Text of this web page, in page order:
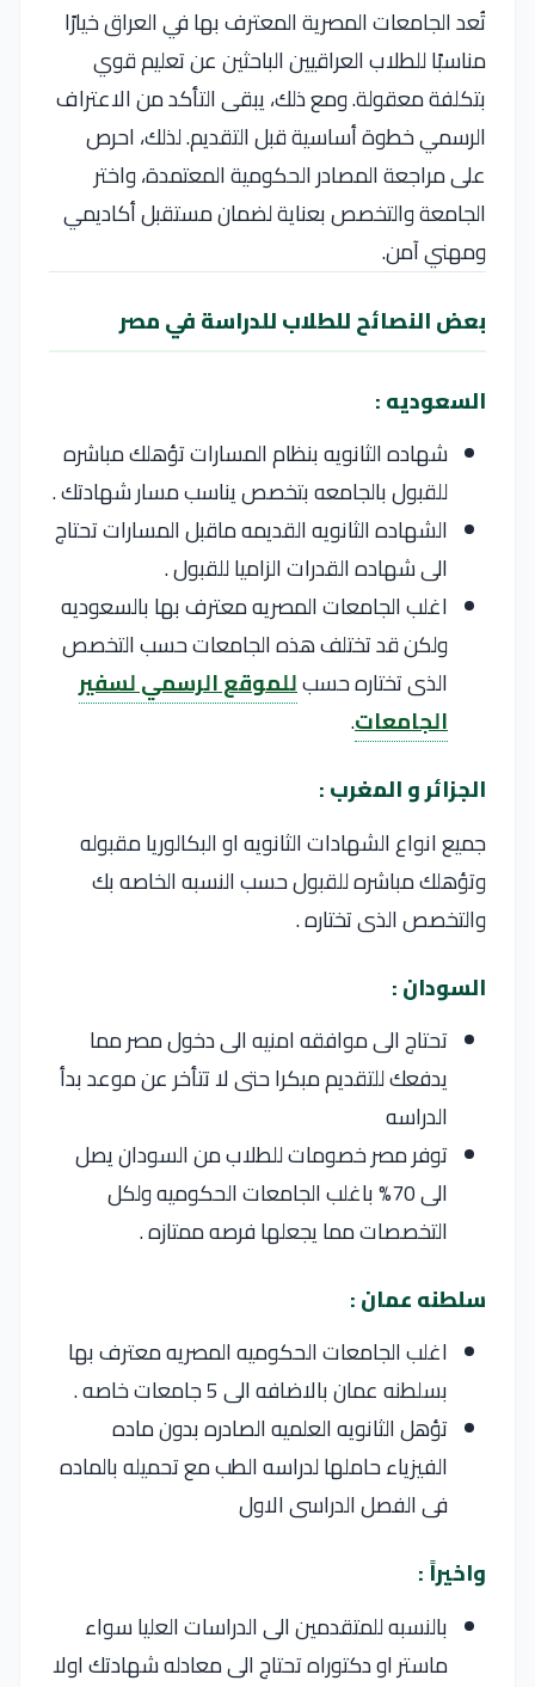
تُعد الجامعات المصرية المعترف بها في العراق خيارًا
مناسبًا للطلاب العراقيين الباحثين عن تعليم قوي
بتكلفة معقولة. ومع ذلك، يبقى التأكد من الاعتراف
الرسمي خطوة أساسية قبل التقديم. لذلك، احرص
على مراجعة المصادر الحكومية المعتمدة، واختر
الجامعة والتخصص بعناية لضمان مستقبل أكاديمي
ومهني آمن.
بعض النصائح للطلاب للدراسة في مصر
السعوديه :
شهاده الثانويه بنظام المسارات تؤهلك مباشره
للقبول بالجامعه بتخصص يناسب مسار شهادتك .
الشهاده الثانويه القديمه ماقبل المسارات تحتاج
الى شهاده القدرات الزاميا للقبول .
اغلب الجامعات المصريه معترف بها بالسعوديه
ولكن قد تختلف هذه الجامعات حسب التخصص
الذى تختاره حسبللموقع الرسمي لسفير
الجامعات.
الجزائر و المغرب :
جميع انواع الشهادات الثانويه او البكالوريا مقبوله
وتؤهلك مباشره للقبول حسب النسبه الخاصه بك
والتخصص الذى تختاره .
السودان :
تحتاج الى موافقه امنيه الى دخول مصر مما
يدفعك للتقديم مبكرا حتى لا تتأخر عن موعد بدأ
الدراسه
توفر مصر خصومات للطلاب من السودان يصل
الى 70% باغلب الجامعات الحكوميه ولكل
التخصصات مما يجعلها فرصه ممتازه .
سلطنه عمان :
اغلب الجامعات الحكوميه المصريه معترف بها
بسلطنه عمان بالاضافه الى 5 جامعات خاصه .
تؤهل الثانويه العلميه الصادره بدون ماده
الفيزياء حاملها لدراسه الطب مع تحميله بالماده
فى الفصل الدراسى الاول
واخيراً :
بالنسبه للمتقدمين الى الدراسات العليا سواء
ماستر او دكتوراه تحتاج الى معادله شهادتك اولا